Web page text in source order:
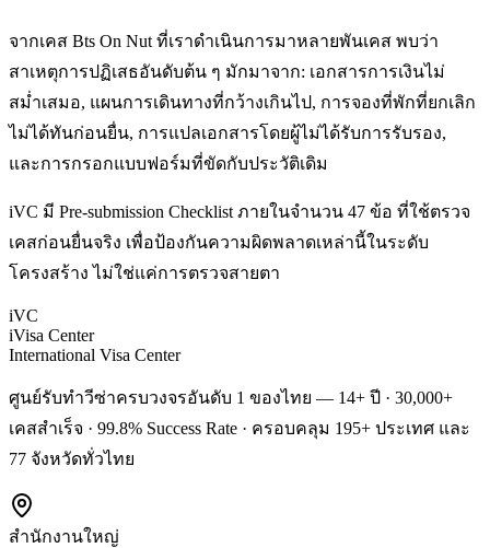
จากเคส Bts On Nut ที่เราดำเนินการมาหลายพันเคส พบว่า
สาเหตุการปฏิเสธอันดับต้น ๆ มักมาจาก: เอกสารการเงินไม่
สม่ำเสมอ, แผนการเดินทางที่กว้างเกินไป, การจองที่พักที่ยกเลิก
ไม่ได้ทันก่อนยื่น, การแปลเอกสารโดยผู้ไม่ได้รับการรับรอง,
และการกรอกแบบฟอร์มที่ขัดกับประวัติเดิม
iVC มี Pre-submission Checklist ภายในจำนวน 47 ข้อ ที่ใช้ตรวจ
เคสก่อนยื่นจริง เพื่อป้องกันความผิดพลาดเหล่านี้ในระดับ
โครงสร้าง ไม่ใช่แค่การตรวจสายตา
iVC
iVisa Center
International Visa Center
ศูนย์รับทำวีซ่าครบวงจรอันดับ 1 ของไทย — 14+ ปี · 30,000+
เคสสำเร็จ · 99.8% Success Rate · ครอบคลุม 195+ ประเทศ และ
77 จังหวัดทั่วไทย
สำนักงานใหญ่